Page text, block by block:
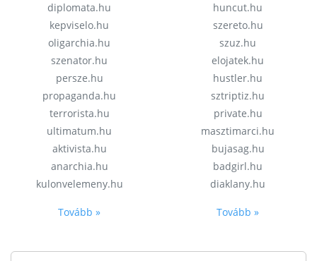
diplomata.hu
kepviselo.hu
oligarchia.hu
szenator.hu
persze.hu
propaganda.hu
terrorista.hu
ultimatum.hu
aktivista.hu
anarchia.hu
kulonvelemeny.hu
Tovább »
huncut.hu
szereto.hu
szuz.hu
elojatek.hu
hustler.hu
sztriptiz.hu
private.hu
masztimarci.hu
bujasag.hu
badgirl.hu
diaklany.hu
Tovább »